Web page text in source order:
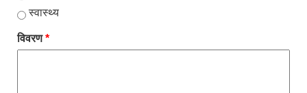
स्वास्थ्य
विवरण*